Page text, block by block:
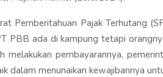
Pemberitahuan Pajak Terhutang
PBB ada di kampung tetapi
pembayarannya,
dalam menunaikan kewajibannya